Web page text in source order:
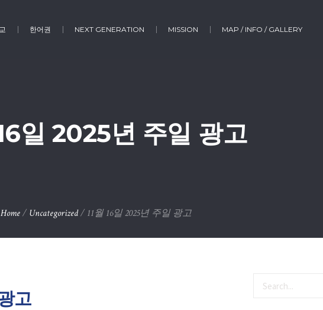
한어권 NEXT GENERATION MISSION MAP / INFO / GALLERY
일 2025년 주일 광고
Home / Uncategorized / 11월 16일 2025년 주일 광고
고